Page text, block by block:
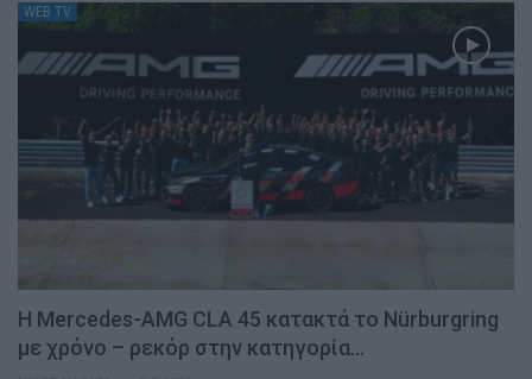
WEB TV
Η Mercedes-AMG CLA 45 κατακτά το Nürburgring
με χρόνο – ρεκόρ στην κατηγορία…